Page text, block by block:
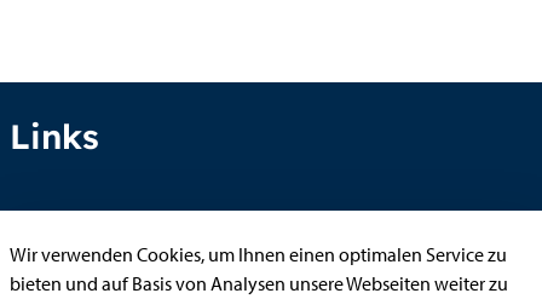
Links
Aufenthaltserlaubnis
Wir verwenden Cookies, um Ihnen einen optimalen Service zu
bieten und auf Basis von Analysen unsere Webseiten weiter zu